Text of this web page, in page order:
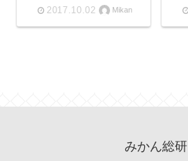
2017.10.02 Mikan
みかん総研